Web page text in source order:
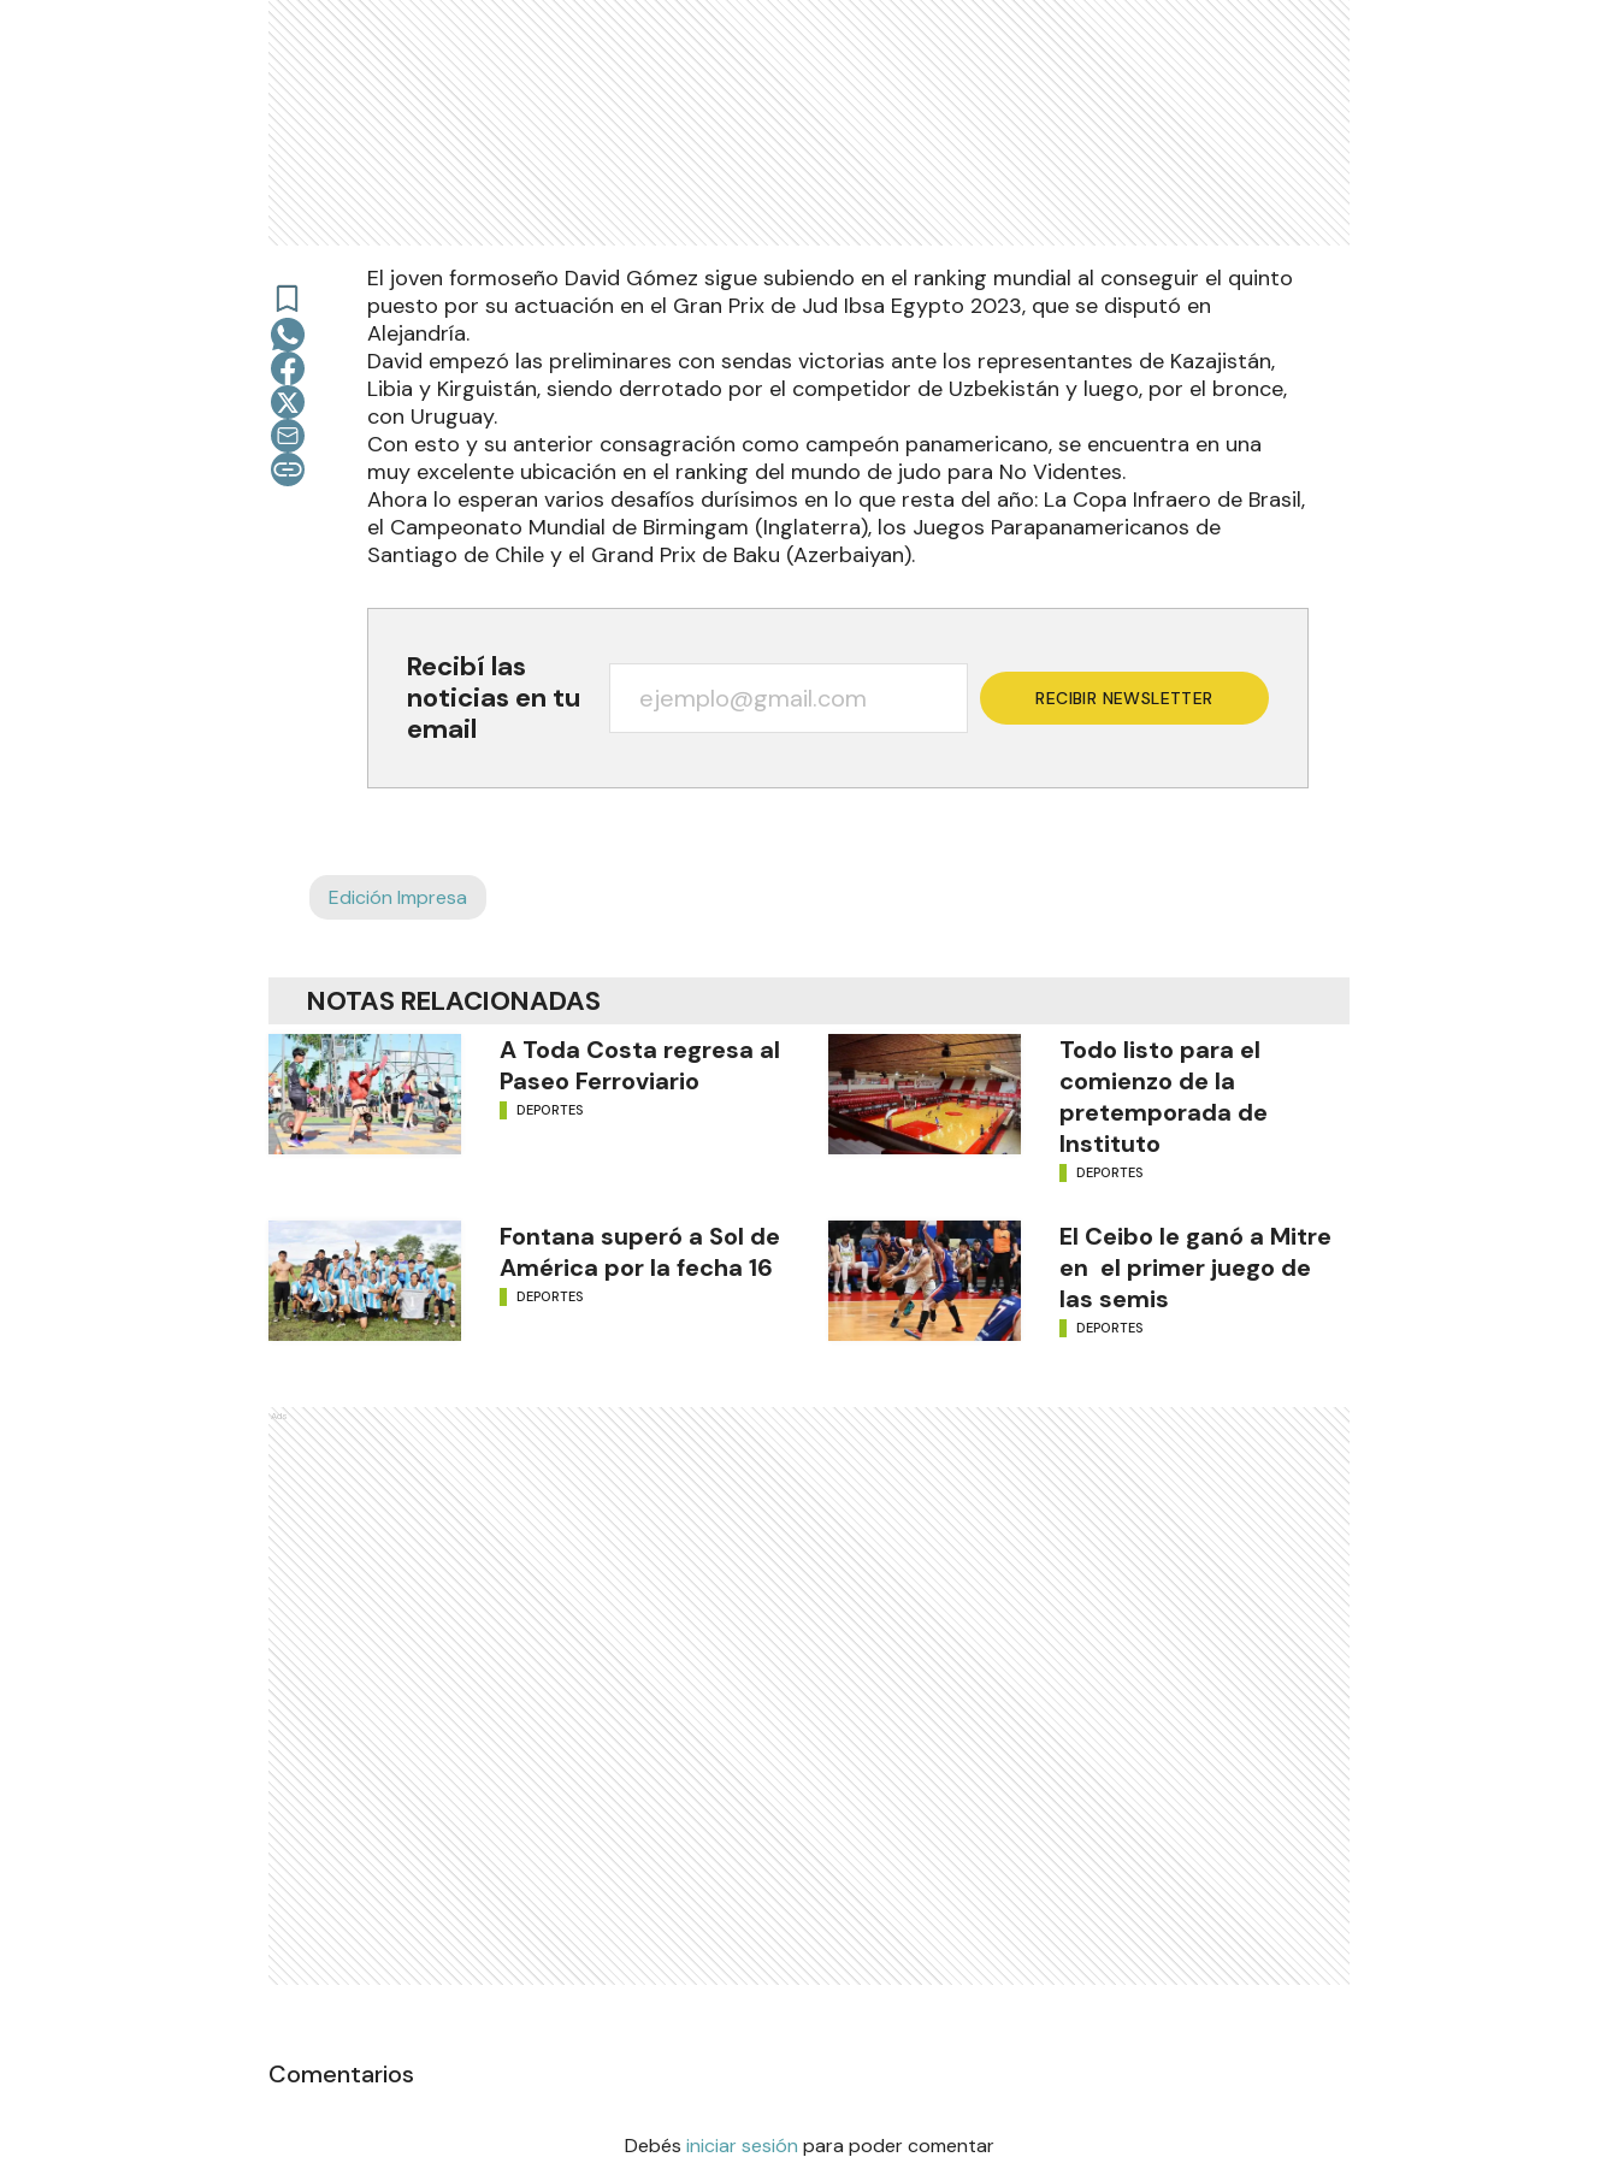
El joven formoseño David Gómez sigue subiendo en el ranking mundial al conseguir el quinto
puesto por su actuación en el Gran Prix de Jud Ibsa Egypto 2023, que se disputó en
Alejandría.
David empezó las preliminares con sendas victorias ante los representantes de Kazajistán,
Libia y Kirguistán, siendo derrotado por el competidor de Uzbekistán y luego, por el bronce,
con Uruguay.
Con esto y su anterior consagración como campeón panamericano, se encuentra en una
muy excelente ubicación en el ranking del mundo de judo para No Videntes.
Ahora lo esperan varios desafíos durísimos en lo que resta del año: La Copa Infraero de Brasil,
el Campeonato Mundial de Birmingam (Inglaterra), los Juegos Parapanamericanos de
Santiago de Chile y el Grand Prix de Baku (Azerbaiyan).
Recibí las
noticias en tu
email
RECIBIR NEWSLETTER
Edición Impresa
NOTAS RELACIONADAS
A Toda Costa regresa al
Paseo Ferroviario
DEPORTES
Todo listo para el
comienzo de la
pretemporada de
Instituto
DEPORTES
Fontana superó a Sol de
América por la fecha 16
DEPORTES
El Ceibo le ganó a Mitre
en el primer juego de
las semis
DEPORTES
Ads
Comentarios
Debés iniciar sesión para poder comentar